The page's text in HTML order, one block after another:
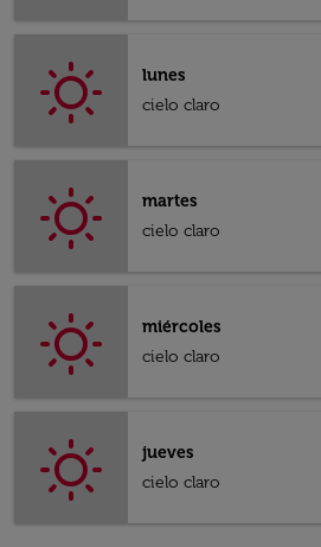
lunes
cielo claro
martes
cielo claro
miércoles
cielo claro
jueves
cielo claro